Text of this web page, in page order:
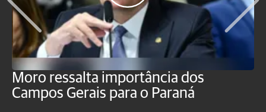
Moro ressalta importância dos
Campos Gerais para o Paraná